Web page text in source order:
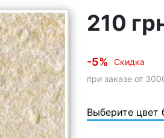
210
-5%
Скидка
при заказе от
Выберите цвет